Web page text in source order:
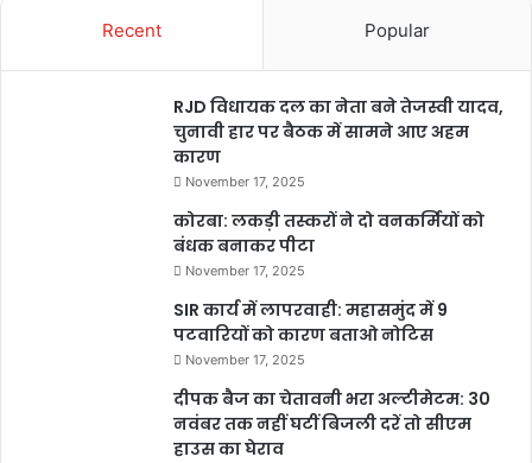
Recent Popular
RJD विधायक दल का नेता बने तेजस्वी यादव,
चुनावी हार पर बैठक में सामने आए अहम
कारण
November 17, 2025
कोरबा: लकड़ी तस्करों ने दो वनकर्मियों को
बंधक बनाकर पीटा
November 17, 2025
SIR कार्य में लापरवाही: महासमुंद में 9
पटवारियों को कारण बताओ नोटिस
November 17, 2025
दीपक बैज का चेतावनी भरा अल्टीमेटम: 30
नवंबर तक नहीं घटीं बिजली दरें तो सीएम
हाउस का घेराव